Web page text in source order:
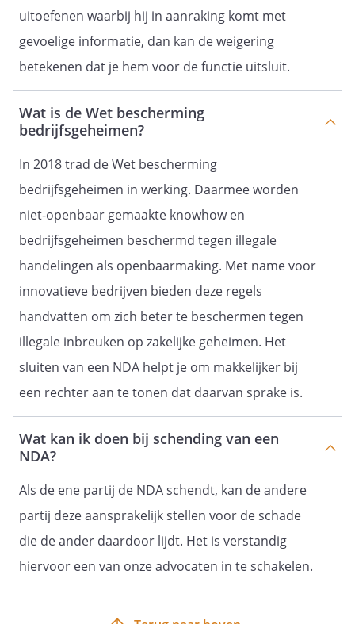
uitoefenen waarbij hij in aanraking komt met
gevoelige informatie, dan kan de weigering
betekenen dat je hem voor de functie uitsluit.
Wat is de Wet bescherming
bedrijfsgeheimen?
In 2018 trad de Wet bescherming
bedrijfsgeheimen in werking. Daarmee worden
niet-openbaar gemaakte knowhow en
bedrijfsgeheimen beschermd tegen illegale
handelingen als openbaarmaking. Met name voor
innovatieve bedrijven bieden deze regels
handvatten om zich beter te beschermen tegen
illegale inbreuken op zakelijke geheimen. Het
sluiten van een NDA helpt je om makkelijker bij
een rechter aan te tonen dat daarvan sprake is.
Wat kan ik doen bij schending van een
NDA?
Als de ene partij de NDA schendt, kan de andere
partij deze aansprakelijk stellen voor de schade
die de ander daardoor lijdt. Het is verstandig
hiervoor een van onze advocaten in te schakelen.